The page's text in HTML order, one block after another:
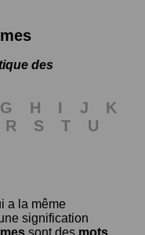
des
G H I J
K
R S T
U
a la même
signification
sont des mots